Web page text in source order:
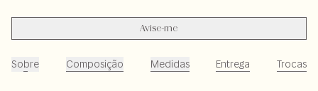
Avise-me
Sobre Composição Medidas Entrega Trocas